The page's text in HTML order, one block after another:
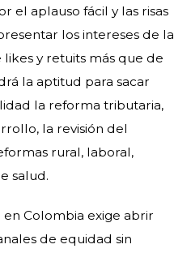
el aplauso fácil y las risas
los intereses de la
y retuits más que de
la aptitud para sacar
la reforma tributaria,
la revisión del
rural, laboral,
salud.
Colombia exige abrir
de equidad sin